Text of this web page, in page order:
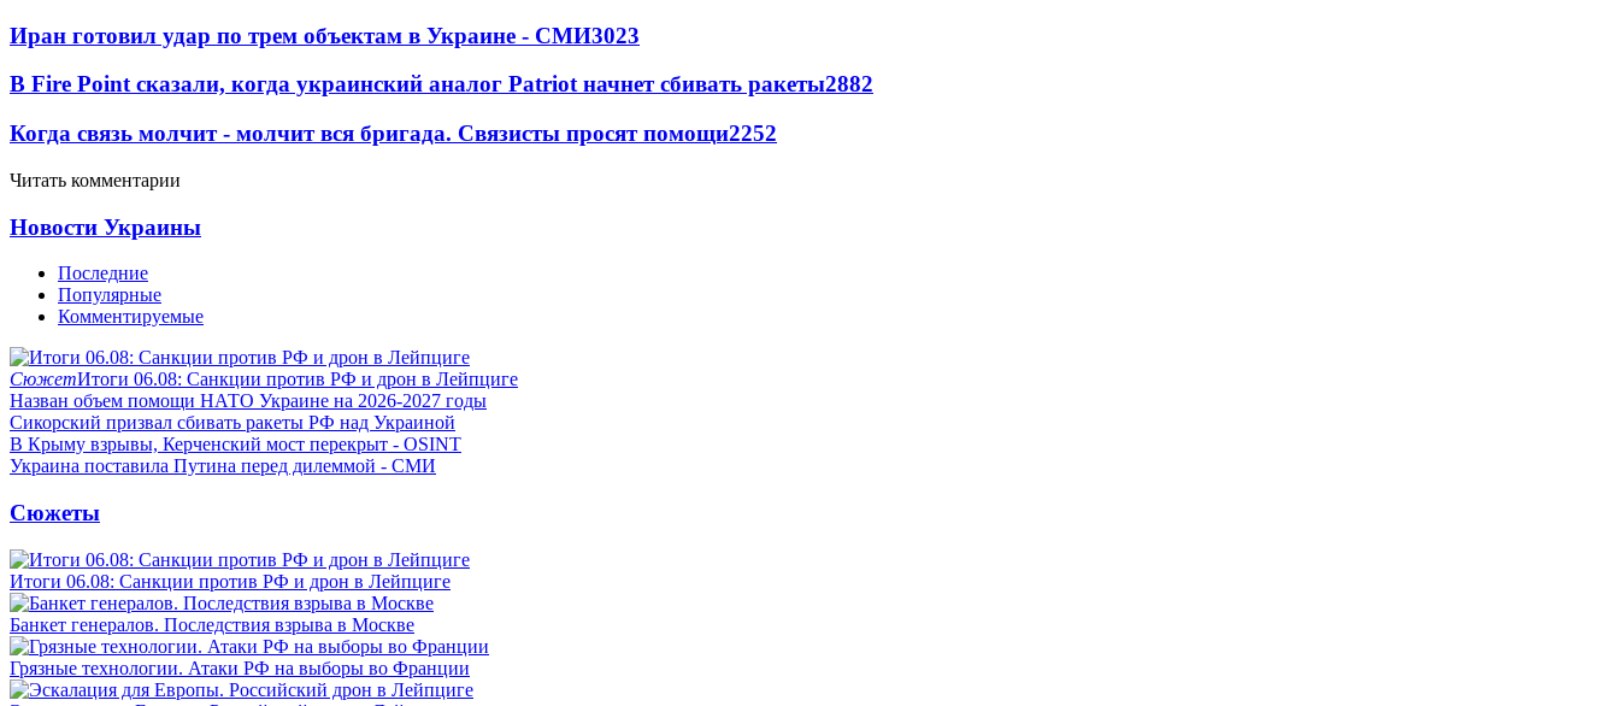
Иран готовил удар по трем объектам в Украине - СМИ3023
В Fire Point сказали, когда украинский аналог Patriot начнет сбивать ракеты2882
Когда связь молчит - молчит вся бригада. Связисты просят помощи2252
Читать комментарии
Новости Украины
Последние
Популярные
Комментируемые
СюжетИтоги 06.08: Санкции против РФ и дрон в Лейпциге
Назван объем помощи НАТО Украине на 2026-2027 годы
Сикорский призвал сбивать ракеты РФ над Украиной
В Крыму взрывы, Керченский мост перекрыт - OSINT
Украина поставила Путина перед дилеммой - СМИ
Сюжеты
Итоги 06.08: Санкции против РФ и дрон в Лейпциге
Банкет генералов. Последствия взрыва в Москве
Грязные технологии. Атаки РФ на выборы во Франции